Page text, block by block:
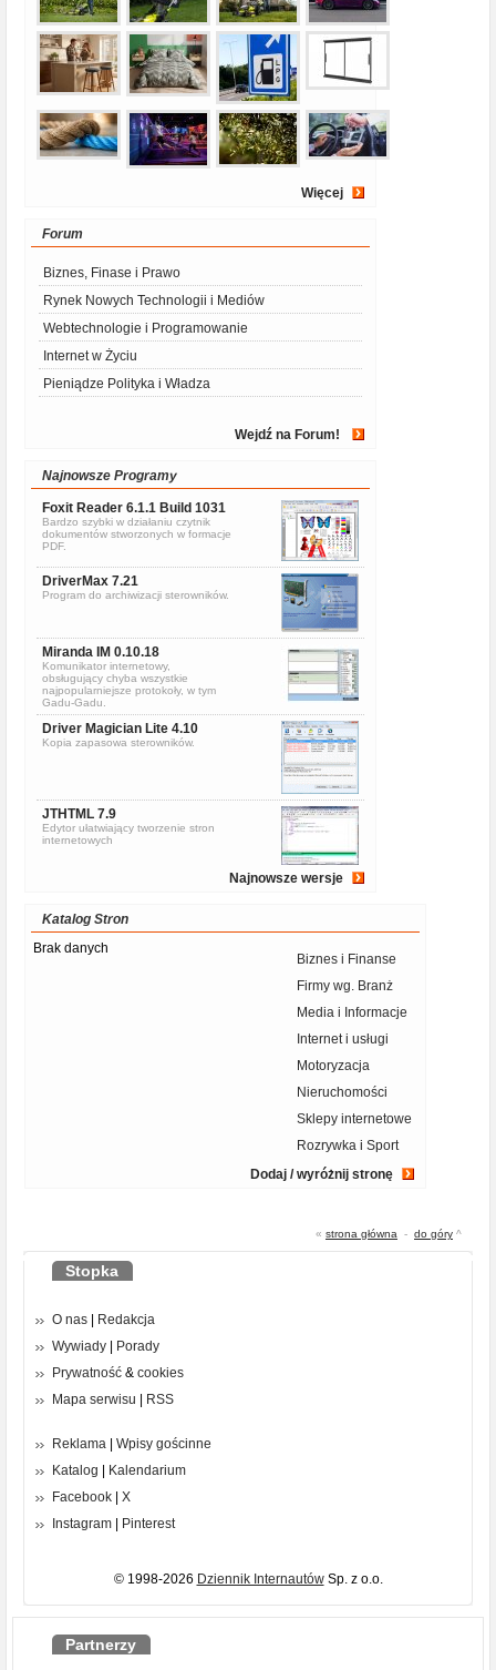
Więcej
Forum
Biznes, Finase i Prawo
Rynek Nowych Technologii i Mediów
Webtechnologie i Programowanie
Internet w Życiu
Pieniądze Polityka i Władza
Wejdź na Forum!
Najnowsze Programy
Foxit Reader 6.1.1 Build 1031
Bardzo szybki w działaniu czytnik
dokumentów stworzonych w formacje
PDF.
DriverMax 7.21
Program do archiwizacji sterowników.
Miranda IM 0.10.18
Komunikator internetowy,
obsługujący chyba wszystkie
najpopularniejsze protokoły, w tym
Gadu-Gadu.
Driver Magician Lite 4.10
Kopia zapasowa sterowników.
JTHTML 7.9
Edytor ułatwiający tworzenie stron
internetowych
Najnowsze wersje
Katalog Stron
Brak danych
Biznes i Finanse
Firmy wg. Branż
Media i Informacje
Internet i usługi
Motoryzacja
Nieruchomości
Sklepy internetowe
Rozrywka i Sport
Dodaj / wyróżnij stronę
« strona główna - do góry ^
Stopka
O nas | Redakcja
Wywiady | Porady
Prywatność & cookies
Mapa serwisu | RSS
Reklama | Wpisy gościnne
Katalog | Kalendarium
Facebook | X
Instagram | Pinterest
© 1998-2026 Dziennik InternautówSp. z o.o.
Partnerzy